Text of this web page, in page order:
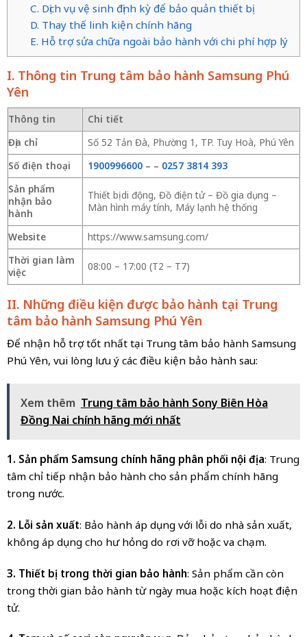
C. Dịch vụ vệ sinh định kỳ để bảo quản thiết bị
D. Thay thế linh kiện chính hãng
E. Hỗ trợ sửa chữa ngoài bảo hành với chi phí hợp lý
I. Thông tin Trung tâm bảo hành Samsung Phú
Yên
Thông tin
Chi tiết
Địa chỉ
Số 52 Tản Đà, Phường 1, TP. Tuy Hoà, Phú Yên
Số điện thoại
1900996600– – 0257 3814 393
Sản phẩm
nhận bảo
hành
Thiết bị di động, Đồ điện tử – Đồ gia dụng –
Màn hình máy tính, Máy lạnh hệ thống
Website
https://www.samsung.com/
Thời gian làm
việc
08:00 – 17:00 (T2 – T7)
II. Những điều kiện được bảo hành tại Trung
tâm bảo hành Samsung Phú Yên
Để nhận hỗ trợ tốt nhất tại Trung tâm bảo hành Samsung
Phú Yên, vui lòng lưu ý các điều kiện bảo hành sau:
Xem thêm Trung tâm bảo hành Sony Biên Hòa
Đồng Nai chính hãng mới nhất
1. Sản phẩm Samsung chính hãng phân phối nội địa: Trung
tâm chỉ tiếp nhận bảo hành cho sản phẩm chính hãng
trong nước.
2. Lỗi sản xuất: Bảo hành áp dụng với lỗi do nhà sản xuất,
không áp dụng cho hư hỏng do rơi vỡ hoặc va chạm.
3. Thiết bị trong thời gian bảo hành: Sản phẩm cần còn
trong thời gian bảo hành từ ngày mua hoặc kích hoạt điện
tử.